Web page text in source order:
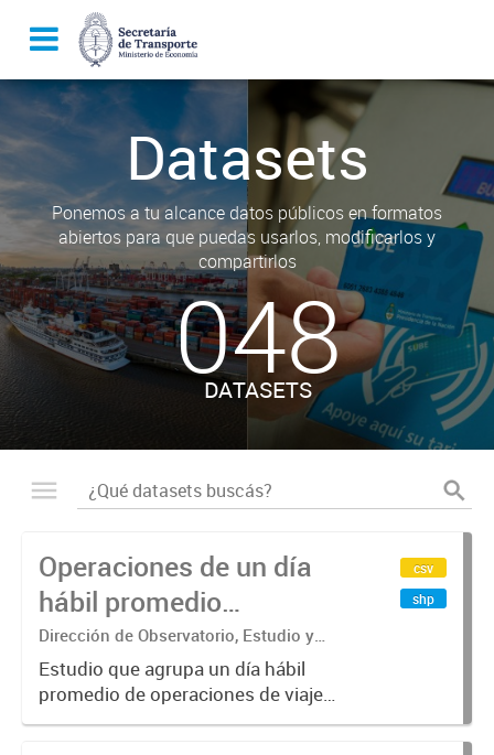
Datasets
Ponemos a tu alcance datos públicos en formatos
abiertos para que puedas usarlos, modificarlos y
compartirlos
048
DATASETS
Operaciones de un día
hábil promedio
agregados en
hexágonos, por Modo de
transporte y Hora
Dirección de Observatorio, Estudio y
Sistemas – Ministerio de Transporte
Estudio que agrupa un día hábil
promedio de operaciones de viajes
del sistema único de boleto
csv
shp